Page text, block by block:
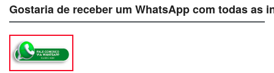
Gostaria de receber um WhatsApp com todas